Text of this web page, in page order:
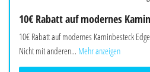
10€ Rabatt auf modernes
10€ Rabatt auf modernes Kaminbesteck
Nicht mit anderen... Mehr anzeigen